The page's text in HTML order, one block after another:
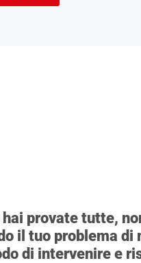
provate tutte,
il tuo problema
di intervenire e